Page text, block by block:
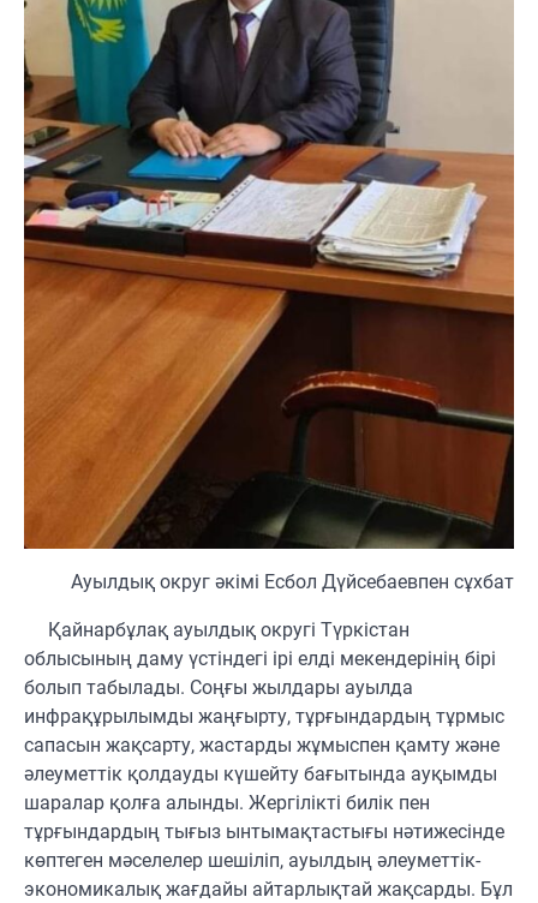
Ауылдық округ әкімі Есбол Дүйсебаевпен сұхбат
Қайнарбұлақ ауылдық округі Түркістан
облысының даму үстіндегі ірі елді мекендерінің бірі
болып табылады. Соңғы жылдары ауылда
инфрақұрылымды жаңғырту, тұрғындардың тұрмыс
сапасын жақсарту, жастарды жұмыспен қамту және
әлеуметтік қолдауды күшейту бағытында ауқымды
шаралар қолға алынды. Жергілікті билік пен
тұрғындардың тығыз ынтымақтастығы нәтижесінде
көптеген мәселелер шешіліп, ауылдың әлеуметтік-
экономикалық жағдайы айтарлықтай жақсарды. Бұл